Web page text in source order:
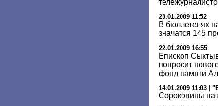
23.01.2009 11:52
В бюллетенях
значатся 145
22.01.2009 16:55
Епископ
попросит
фонд памяти
14.01.2009 11:03
Сороковины